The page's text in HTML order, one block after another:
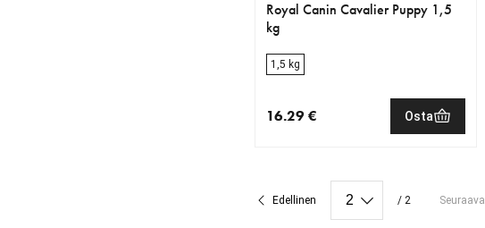
Royal Canin Cavalier Puppy 1,5
kg
1,5 kg
16.29 € Osta
Edellinen / 2 Seuraava